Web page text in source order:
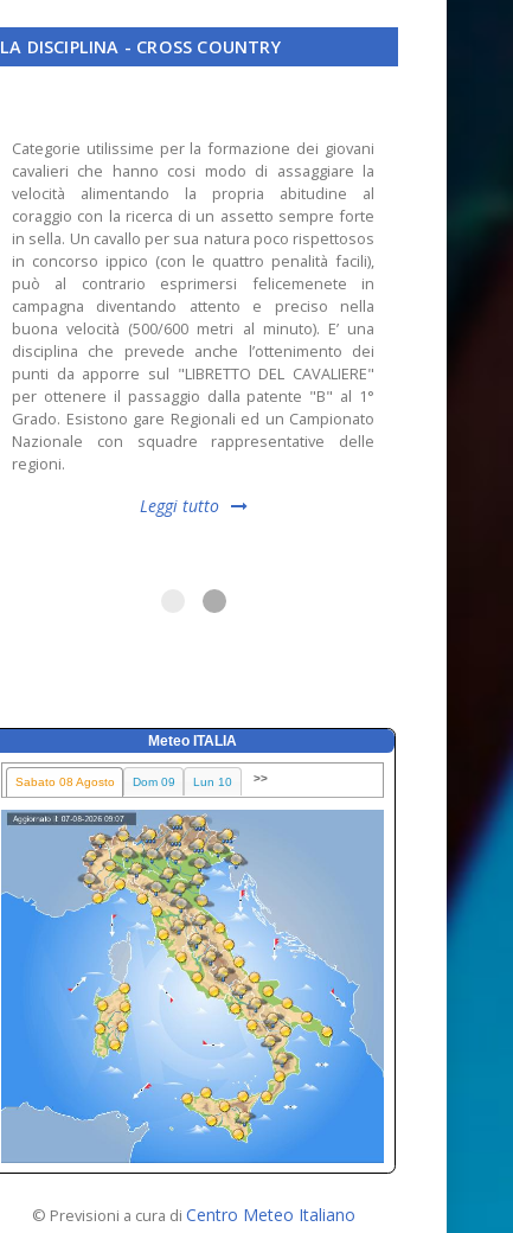
LA DISCIPLINA - CROSS COUNTRY
Categorie utilissime per la formazione dei giovani
cavalieri che hanno cosi modo di assaggiare la
velocità alimentando la propria abitudine al
coraggio con la ricerca di un assetto sempre forte
in sella. Un cavallo per sua natura poco rispettosos
in concorso ippico (con le quattro penalità facili),
può al contrario esprimersi felicemenete in
campagna diventando attento e preciso nella
buona velocità (500/600 metri al minuto). E’ una
disciplina che prevede anche l’ottenimento dei
punti da apporre sul "LIBRETTO DEL CAVALIERE"
per ottenere il passaggio dalla patente "B" al 1°
Grado. Esistono gare Regionali ed un Campionato
Nazionale con squadre rappresentative delle
regioni.
Leggi tutto
Meteo ITALIA
© Previsioni a cura di Centro Meteo Italiano